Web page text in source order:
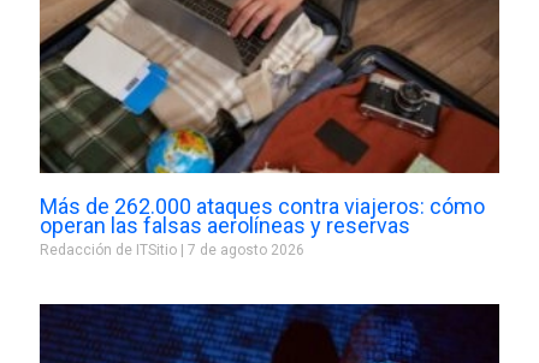
Más de 262.000 ataques contra viajeros: cómo
operan las falsas aerolíneas y reservas
Redacción de ITSitio 7 de agosto 2026